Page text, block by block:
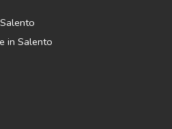
in Salento